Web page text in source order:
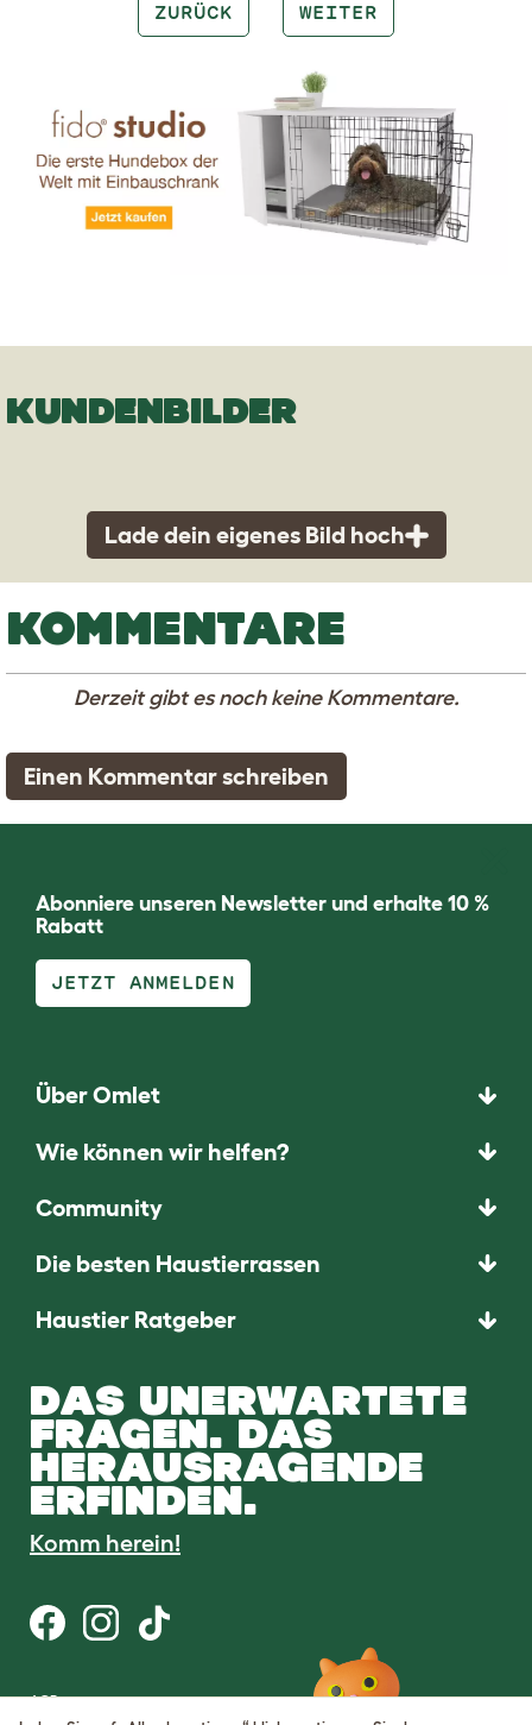
ZURÜCK WEITER
KUNDENBILDER
Lade dein eigenes Bild hoch
KOMMENTARE
Derzeit gibt es noch keine Kommentare.
Einen Kommentar schreiben
Abonniere unseren Newsletter und erhalte 10 %
Rabatt
JETZT ANMELDEN
Über Omlet
Wie können wir helfen?
Community
Die besten Haustierrassen
Haustier Ratgeber
DAS UNERWARTETE
FRAGEN. DAS
HERAUSRAGENDE
ERFINDEN.
Komm herein!
AGB